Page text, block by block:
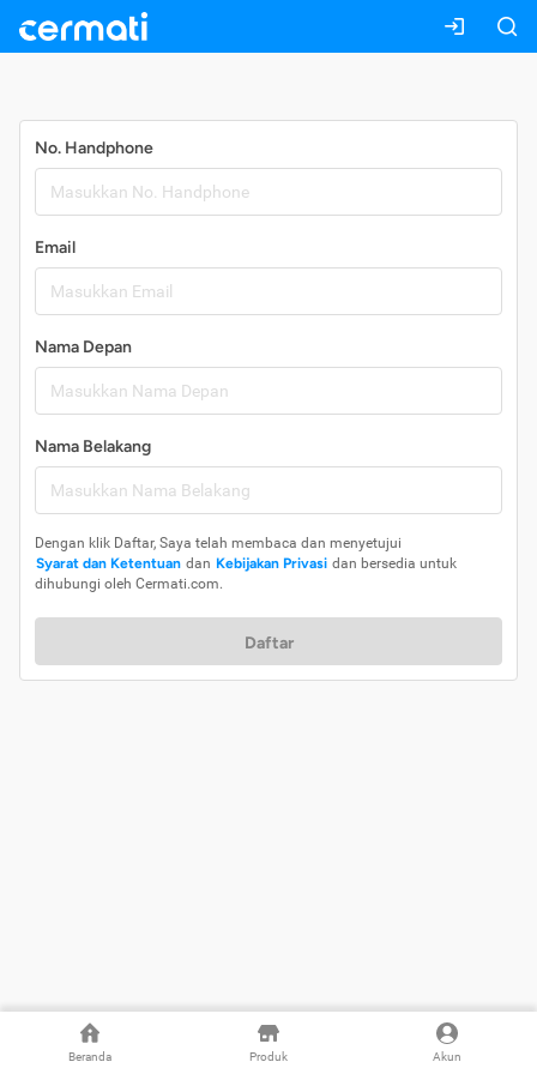
Beranda Produk Akun
No. Handphone
Email
Nama Depan
Nama Belakang
Dengan klik Daftar, Saya telah membaca dan menyetujui
Syarat dan Ketentuan dan Kebijakan Privasi dan bersedia untuk
dihubungi oleh Cermati.com.
Daftar